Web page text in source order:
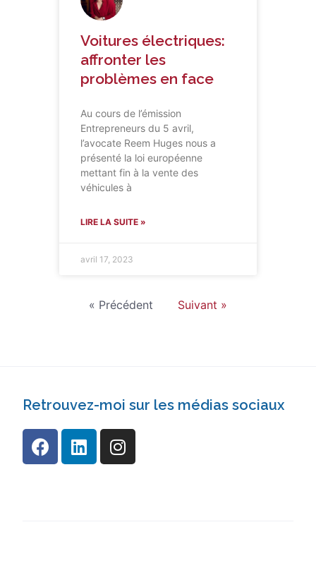
Voitures électriques:
affronter les
problèmes en face
Au cours de l’émission
Entrepreneurs du 5 avril,
l’avocate Reem Huges nous a
présenté la loi européenne
mettant fin à la vente des
véhicules à
LIRE LA SUITE »
avril 17, 2023
« Précédent Suivant »
Retrouvez-moi sur les médias sociaux